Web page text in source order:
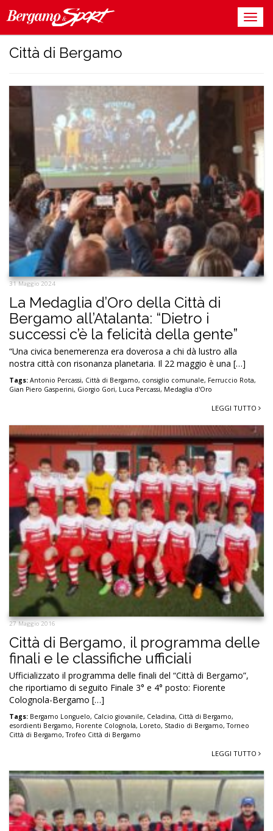
Città di Bergamo
31 Maggio 2024
La Medaglia d’Oro della Città di
Bergamo all’Atalanta: “Dietro i
successi c’è la felicità della gente”
“Una civica benemerenza era doverosa a chi dà lustro alla
nostra città con risonanza planetaria. Il 22 maggio è una […]
Tags: Antonio Percassi, Città di Bergamo, consiglio comunale, Ferruccio Rota,
Gian Piero Gasperini, Giorgio Gori, Luca Percassi, Medaglia d'Oro
LEGGI TUTTO
27 Maggio 2016
Città di Bergamo, il programma delle
finali e le classifiche ufficiali
Ufficializzato il programma delle finali del “Città di Bergamo”,
che riportiamo di seguito Finale 3° e 4° posto: Fiorente
Colognola-Bergamo […]
Tags: Bergamo Longuelo, Calcio giovanile, Celadina, Città di Bergamo,
esordienti Bergamo, Fiorente Colognola, Loreto, Stadio di Bergamo,Torneo
Città di Bergamo,Trofeo Città di Bergamo
LEGGI TUTTO